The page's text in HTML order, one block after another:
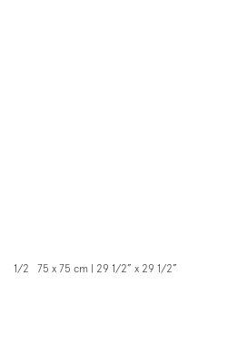
1/2 75 x 75 cm | 29 1/2” x 29 1/2”